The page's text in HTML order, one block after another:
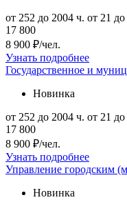
от 252 до 2004 ч. от 21
17 800
8 900 ₽/чел.
Узнать подробнее
Государственное и
Новинка
от 252 до 2004 ч. от 21
17 800
8 900 ₽/чел.
Узнать подробнее
Управление городским
Новинка